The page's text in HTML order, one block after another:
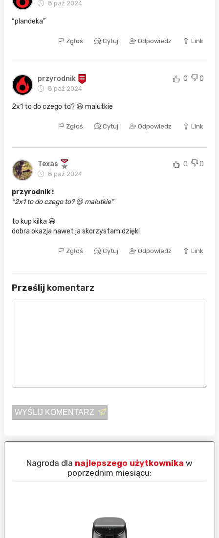
8 paź 2024
“plandeka”
Zgłoś Cytuj Odpowiedz Link
przyrodnik
8 paź 2024
0 0
2x1 to do czego to? 😃 malutkie
Zgłoś Cytuj Odpowiedz Link
Texas
8 paź 2024
0 0
przyrodnik :
2x1 to do czego to? 😃 malutkie
to kup kilka 😃
dobra okazja nawet ja skorzystam dzięki
Zgłoś Cytuj Odpowiedz Link
Prześlij komentarz
WYŚLIJ KOMENTARZ
Nagroda dla najlepszego użytkownika w
poprzednim miesiącu: